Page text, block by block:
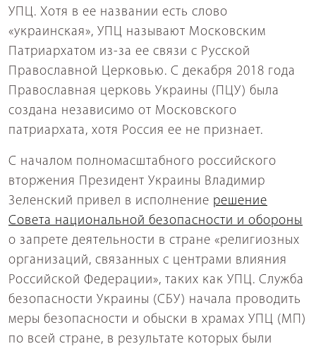
УПЦ. Хотя в ее названии есть слово
«украинская», УПЦ называют Московским
Патриархатом из-за ее связи с Русской
Православной Церковью. С декабря 2018 года
Православная церковь Украины (ПЦУ) была
создана независимо от Московского
патриархата, хотя Россия ее не признает.
С началом полномасштабного российского
вторжения Президент Украины Владимир
Зеленский привел в исполнение решение
Совета национальной безопасности и обороны
о запрете деятельности в стране «религиозных
организаций, связанных с центрами влияния
Российской Федерации», таких как УПЦ. Служба
безопасности Украины (СБУ) начала проводить
меры безопасности и обыски в храмах УПЦ (МП)
по всей стране, в результате которых были